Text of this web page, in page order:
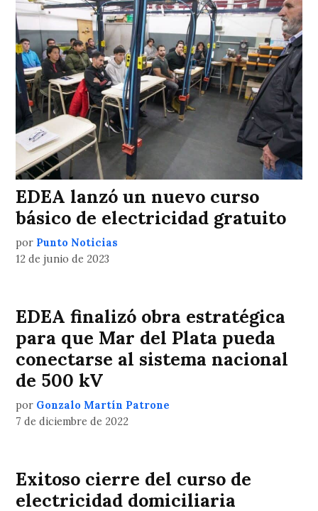
EDEA lanzó un nuevo curso
básico de electricidad gratuito
por Punto Noticias
12 de junio de 2023
EDEA finalizó obra estratégica
para que Mar del Plata pueda
conectarse al sistema nacional
de 500 kV
por Gonzalo Martín Patrone
7 de diciembre de 2022
Exitoso cierre del curso de
electricidad domiciliaria